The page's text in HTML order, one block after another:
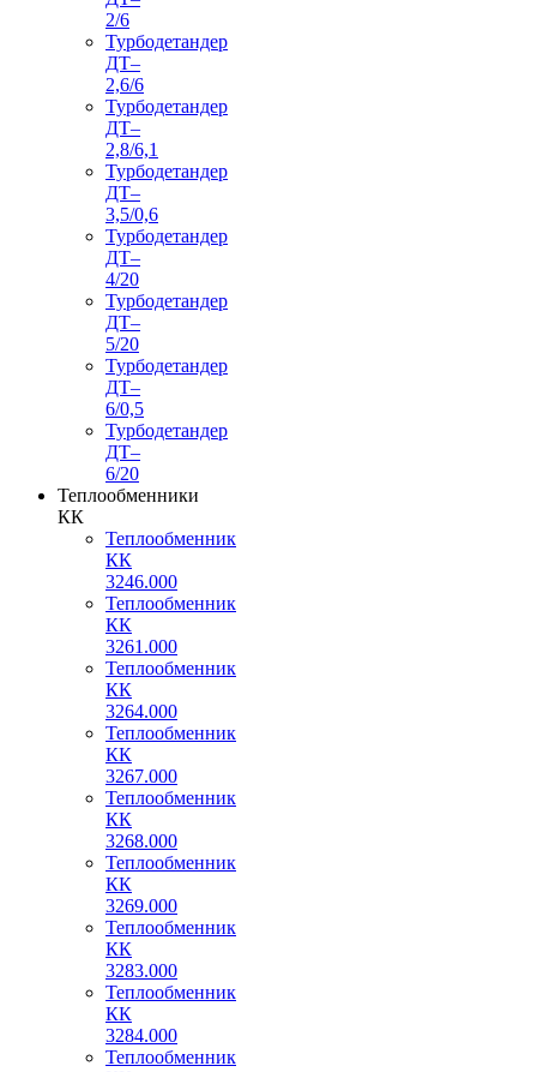
2/6
Турбодетандер
ДТ–
2,6/6
Турбодетандер
ДТ–
2,8/6,1
Турбодетандер
ДТ–
3,5/0,6
Турбодетандер
ДТ–
4/20
Турбодетандер
ДТ–
5/20
Турбодетандер
ДТ–
6/0,5
Турбодетандер
ДТ–
6/20
Теплообменники
КК
Теплообменник
КК
3246.000
Теплообменник
КК
3261.000
Теплообменник
КК
3264.000
Теплообменник
КК
3267.000
Теплообменник
КК
3268.000
Теплообменник
КК
3269.000
Теплообменник
КК
3283.000
Теплообменник
КК
3284.000
Теплообменник